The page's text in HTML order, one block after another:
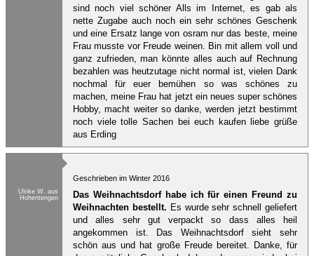
sind noch viel schöner Alls im Internet, es gab als
nette Zugabe auch noch ein sehr schönes Geschenk
und eine Ersatz lange von osram nur das beste, meine
Frau musste vor Freude weinen. Bin mit allem voll und
ganz zufrieden, man könnte alles auch auf Rechnung
bezahlen was heutzutage nicht normal ist, vielen Dank
nochmal für euer bemühen so was schönes zu
machen, meine Frau hat jetzt ein neues super schönes
Hobby, macht weiter so danke, werden jetzt bestimmt
noch viele tolle Sachen bei euch kaufen liebe grüße
aus Erding
Ulrike W. aus
Hohentengen
Geschrieben im Winter 2016
Das Weihnachtsdorf habe ich für einen Freund zu
Weihnachten bestellt. Es wurde sehr schnell geliefert
und alles sehr gut verpackt so dass alles heil
angekommen ist. Das Weihnachtsdorf sieht sehr
schön aus und hat große Freude bereitet. Danke, für